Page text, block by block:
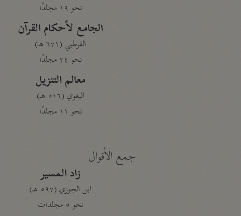
نحو ١٩ مجلدًا
الجامع لأحكام القرآن
القرطبي (٦٧١ هـ)
نحو ٢٤ مجلدًا
معالم التنزيل
البغوي (٥١٦ هـ)
نحو ١١ مجلدًا
جمع الأقوال
زاد المسير
ابن الجوزي (٥٩٧ هـ)
نحو ٥ مجلدات